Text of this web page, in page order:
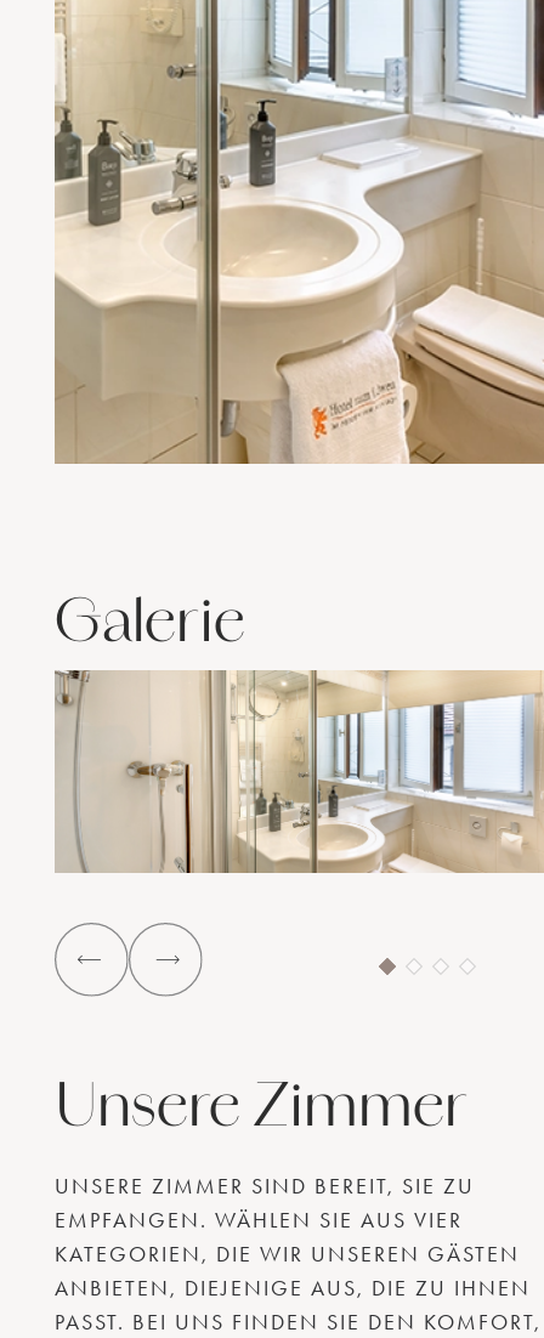
Galerie
Unsere Zimmer
UNSERE ZIMMER SIND BEREIT, SIE ZU
EMPFANGEN. WÄHLEN SIE AUS VIER
KATEGORIEN, DIE WIR UNSEREN GÄSTEN
ANBIETEN, DIEJENIGE AUS, DIE ZU IHNEN
PASST. BEI UNS FINDEN SIE DEN KOMFORT,